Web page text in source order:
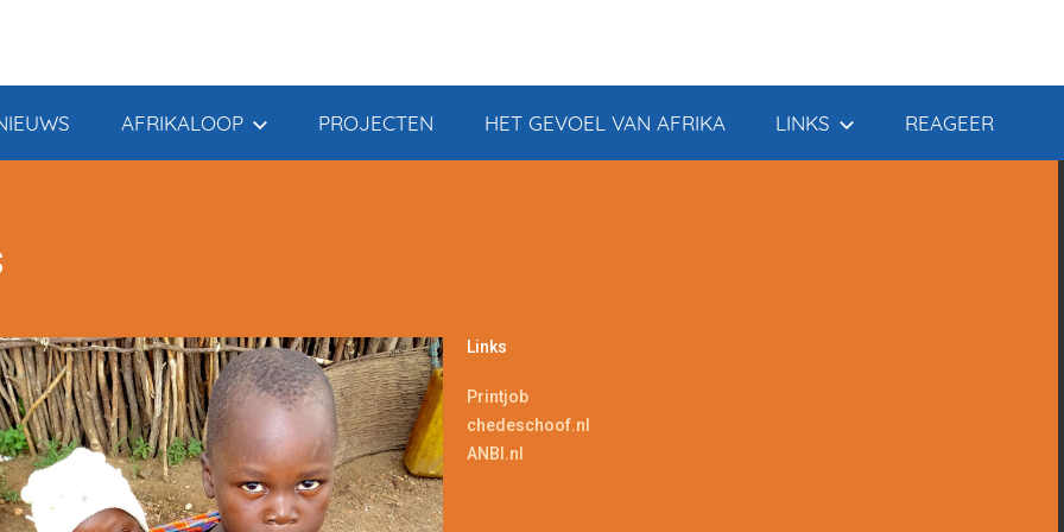
AFRIKALOOP PROJECTEN HET GEVOEL VAN AFRIKA LINKS REAGEER
Links
Printjob
chedeschoof.nl
ANBI.nl